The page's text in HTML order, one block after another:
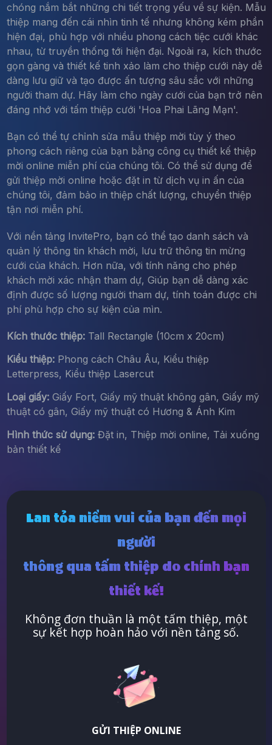
chóng nắm bắt những chi tiết trọng yếu về sự kiện. Mẫu
thiệp mang đến cái nhìn tinh tế nhưng không kém phần
hiện đại, phù hợp với nhiều phong cách tiệc cưới khác
nhau, từ truyền thống tới hiện đại. Ngoài ra, kích thước
gọn gàng và thiết kế tinh xảo làm cho thiệp cưới này dễ
dàng lưu giữ và tạo được ấn tượng sâu sắc với những
người tham dự. Hãy làm cho ngày cưới của bạn trở nên
đáng nhớ với tấm thiệp cưới 'Hoa Phai Lãng Mạn'.
Bạn có thể tự chỉnh sửa mẫu thiệp mời tùy ý theo
phong cách riêng của bạn bằng công cụ thiết kế thiệp
mời online miễn phí của chúng tôi. Có thể sử dụng để
gửi thiệp mời online hoặc đặt in từ dịch vụ in ấn của
chúng tôi, đảm bảo in thiệp chất lượng, chuyển thiệp
tận nơi miễn phí.
Với nền tảng InvitePro, bạn có thể tạo danh sách và
quản lý thông tin khách mời, lưu trữ thông tin mừng
cưới của khách. Hơn nữa, với tính năng cho phép
khách mời xác nhận tham dự, Giúp bạn dễ dàng xác
định được số lượng người tham dự, tính toán được chi
phí phù hợp cho sự kiện của mìn.
Kích thước thiệp:Tall Rectangle (10cm x 20cm)
Kiểu thiệp:Phong cách Châu Âu, Kiểu thiệp
Letterpress, Kiểu thiệp Lasercut
Loại giấy:Giấy Fort, Giấy mỹ thuật không gân, Giấy mỹ
thuật có gân, Giấy mỹ thuật có Hương & Ánh Kim
Hình thức sử dụng:Đặt in, Thiệp mời online, Tải xuống
bản thiết kế
Lan tỏa niềm vui của bạn đến mọi
người
thông qua tấm thiệp do chính bạn
thiết kế!
Không đơn thuần là một tấm thiệp, một
sự kết hợp hoàn hảo với nền tảng số.
GỬI THIỆP ONLINE